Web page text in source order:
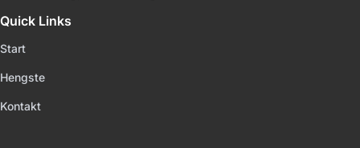
Quick Links
Start
Hengste
Kontakt